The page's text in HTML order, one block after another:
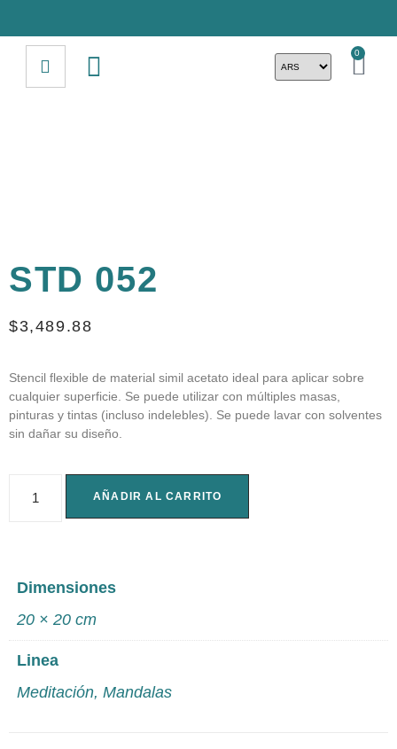
0
STD 052
$3,489.88
Stencil flexible de material simil acetato ideal para aplicar sobre
cualquier superficie. Se puede utilizar con múltiples masas,
pinturas y tintas (incluso indelebles). Se puede lavar con solventes
sin dañar su diseño.
AÑADIR AL CARRITO
Dimensiones
20 × 20 cm
Linea
Meditación, Mandalas